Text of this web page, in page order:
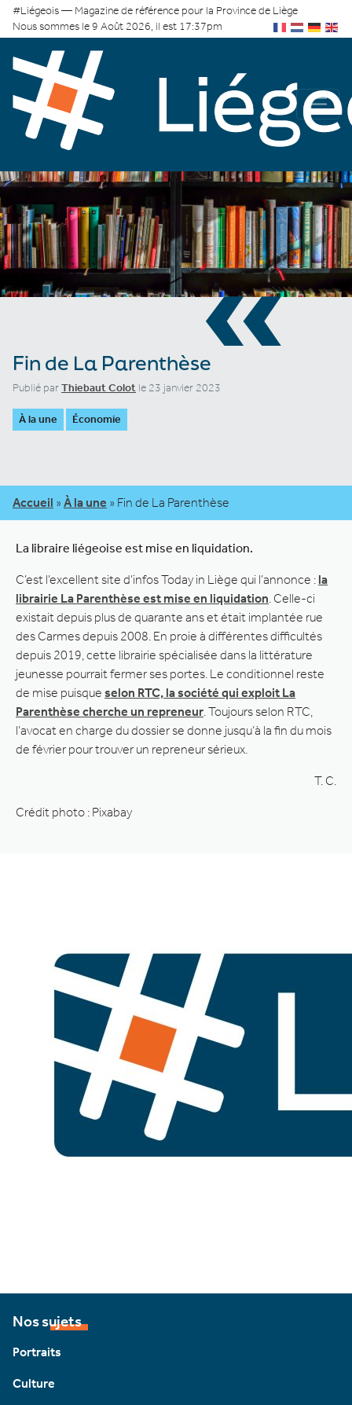
#Liégeois — Magazine de référence pour la Province de Liège
Nous sommes le 9 Août 2026, il est 17:37pm
«
Fin de La Parenthèse
Publié parThiebaut Colot le 23 janvier 2023
À la une Économie
Accueil » À la une » Fin de La Parenthèse
La libraire liégeoise est mise en liquidation.
C’est l’excellent site d’infos Today in Liège qui l’annonce : la
librairie La Parenthèse est mise en liquidation . Celle-ci
existait depuis plus de quarante ans et était implantée rue
des Carmes depuis 2008. En proie à différentes difficultés
depuis 2019, cette librairie spécialisée dans la littérature
jeunesse pourrait fermer ses portes. Le conditionnel reste
de mise puisque selon RTC, la société qui exploit La
Parenthèse cherche un repreneur . Toujours selon RTC,
l’avocat en charge du dossier se donne jusqu’à la fin du mois
de février pour trouver un repreneur sérieux.
T. C.
Crédit photo : Pixabay
Nos sujets
Portraits
Culture